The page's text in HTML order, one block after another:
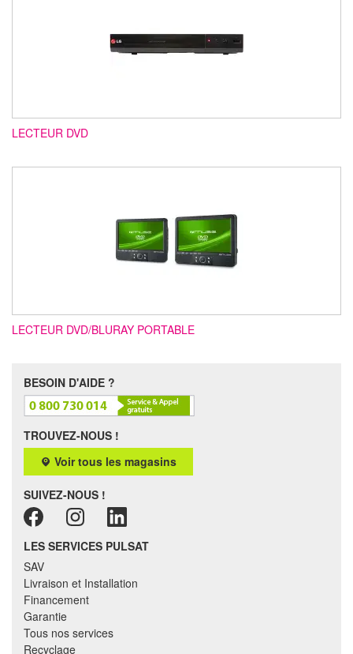
LECTEUR DVD
LECTEUR DVD/BLURAY PORTABLE
BESOIN D'AIDE ?
TROUVEZ-NOUS !
Voir tous les magasins
SUIVEZ-NOUS !
LES SERVICES PULSAT
SAV
Livraison et Installation
Financement
Garantie
Tous nos services
Recyclage